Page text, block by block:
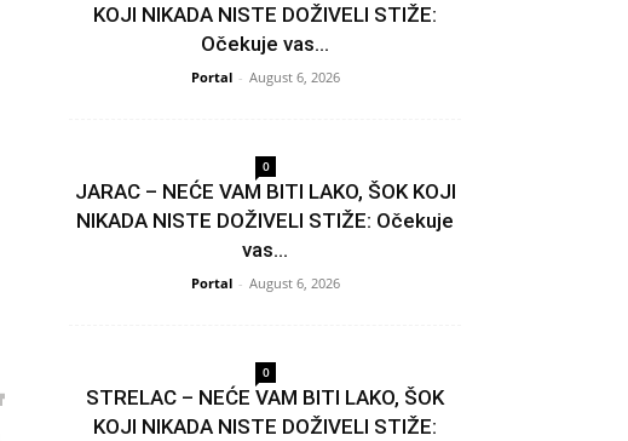
KOJI NIKADA NISTE DOŽIVELI STIŽE:
Očekuje vas...
Portal - August 6, 2026
0
JARAC – NEĆE VAM BITI LAKO, ŠOK KOJI
NIKADA NISTE DOŽIVELI STIŽE: Očekuje
vas...
Portal - August 6, 2026
0
STRELAC – NEĆE VAM BITI LAKO, ŠOK
KOJI NIKADA NISTE DOŽIVELI STIŽE: